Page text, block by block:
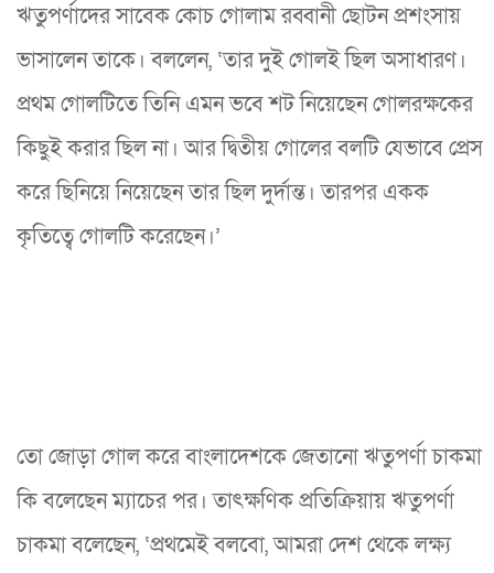
ঋতুপর্ণাদের সাবেক কোচ গোলাম রব্বানী ছোটন প্রশংসায়
ভাসালেন তাকে। বললেন, ‘তার দুই গোলই ছিল অসাধারণ।
প্রথম গোলটিতে তিনি এমন ভবে শট নিয়েছেন গোলরক্ষকের
কিছুই করার ছিল না। আর দ্বিতীয় গোলের বলটি যেভাবে প্রেস
করে ছিনিয়ে নিয়েছেন তার ছিল দুর্দান্ত। তারপর একক
কৃতিত্বে গোলটি করেছেন।’
তো জোড়া গোল করে বাংলাদেশকে জেতানো ঋতুপর্ণা চাকমা
কি বলেছেন ম্যাচের পর। তাৎক্ষণিক প্রতিক্রিয়ায় ঋতুপর্ণা
চাকমা বলেছেন, ‘প্রথমেই বলবো, আমরা দেশ থেকে লক্ষ্য